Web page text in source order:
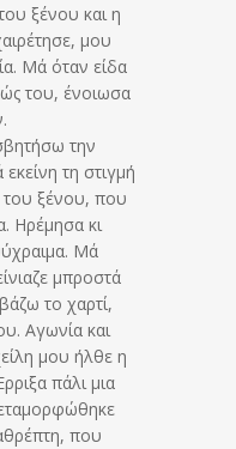
ξένου και η
μου
Μά όταν είδα
του, ένοιωσα
την
τη στιγμή
ξένου, που
Ηρέμησα κι
Μά
μπροστά
το χαρτί,
Αγωνία και
μου ήλθε η
πάλι μια
που